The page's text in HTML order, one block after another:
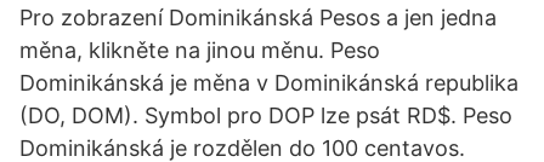
Pro zobrazení Dominikánská Pesos a jen jedna
měna, klikněte na jinou měnu. Peso
Dominikánská je měna v Dominikánská republika
(DO, DOM). Symbol pro DOP lze psát RD$. Peso
Dominikánská je rozdělen do 100 centavos.